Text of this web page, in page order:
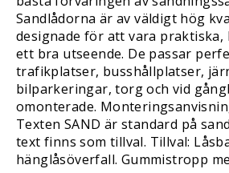
Sandlådorna är av väldigt hög
designade för att vara praktiska,
ett bra utseende. De passar
trafikplatser, busshållplatser,
bilparkeringar, torg och vid
omonterade.
Texten SAND är standard på
text finns som tillval. Tillval:
hänglåsöverfall. Gummistropp